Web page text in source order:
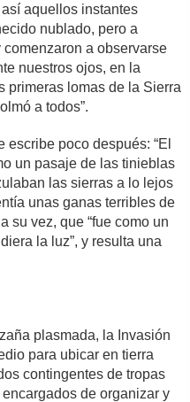
aquellos instantes
nublado, pero a
a observarse
nuestros ojos, en la
primeras lomas de la Sierra
a todos”.
poco después: “El
un pasaje de las tinieblas
las sierras a lo lejos
unas ganas terribles de
su vez, que “fue como un
la luz”, y resulta una
plasmada, la Invasión
para ubicar en tierra
contingentes de tropas
de organizar y